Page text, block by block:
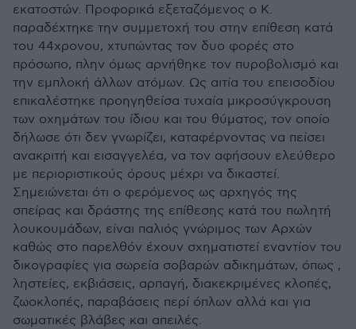
εκατοστών. Προφορικά εξεταζόμενος ο Κ.
παραδέχτηκε την συμμετοχή του στην επίθεση κατά
του 44χρονου, χτυπώντας τον δυο φορές στο
πρόσωπο, πλην όμως αρνήθηκε τον πυροβολισμό και
την εμπλοκή άλλων ατόμων. Ως αιτία του επεισοδίου
επικαλέστηκε προηγηθείσα τυχαία μικροσύγκρουση
των οχημάτων του ίδιου και του θύματος, τον οποίο
δήλωσε ότι δεν γνωρίζει, καταφέρνοντας να πείσει
ανακριτή και εισαγγελέα, να τον αφήσουν ελεύθερο
με περιοριστικούς όρους μέχρι να δικαστεί.
Σημειώνεται ότι ο φερόμενος ως αρχηγός της
σπείρας και δράστης της επίθεσης κατά του πωλητή
λουκουμάδων, είναι παλιός γνώριμος των Αρχών
καθώς στο παρελθόν έχουν σχηματιστεί εναντίον του
δικογραφίες για σωρεία σοβαρών αδικημάτων, όπως ,
ληστείες, εκβιάσεις, αρπαγή, διακεκριμένες κλοπές,
ζωοκλοπές, παραβάσεις περί όπλων αλλά και για
σωματικές βλάβες και απειλές.